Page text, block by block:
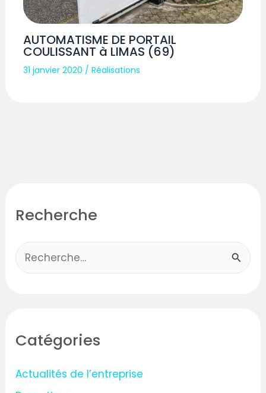
AUTOMATISME DE PORTAIL
COULISSANT à LIMAS (69)
31 janvier 2020 /Réalisations
Recherche
R
e
c
Catégories
Actualités de l’entreprise